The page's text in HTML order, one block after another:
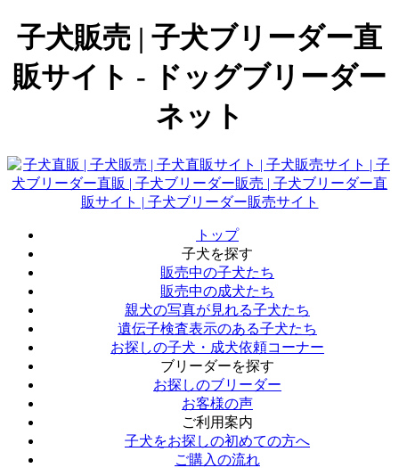
子犬販売 | 子犬ブリーダー直
販サイト - ドッグブリーダー
ネット
トップ
子犬を探す
販売中の子犬たち
販売中の成犬たち
親犬の写真が見れる子犬たち
遺伝子検査表示のある子犬たち
お探しの子犬・成犬依頼コーナー
ブリーダーを探す
お探しのブリーダー
お客様の声
ご利用案内
子犬をお探しの初めての方へ
ご購入の流れ